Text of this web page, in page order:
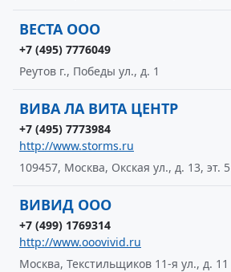
ВЕСТА ООО
+7 (495) 7776049
Реутов г., Победы ул., д. 1
ВИВА ЛА ВИТА ЦЕНТР
+7 (495) 7773984
http://www.storms.ru
109457, Москва, Окская ул., д. 13, эт. 5
ВИВИД ООО
+7 (499) 1769314
http://www.ooovivid.ru
Москва, Текстильщиков 11-я ул., д. 11